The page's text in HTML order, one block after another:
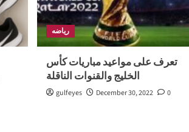
رياضه
تعرف على مواعيد مباريات كأس
الخليج والقنوات الناقلة
gulfeyes December 30, 2022 0